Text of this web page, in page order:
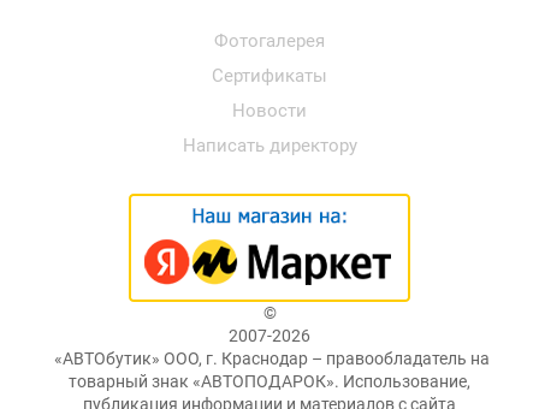
Фотогалерея
Сертификаты
Новости
Написать директору
©
2007-2026
«АВТОбутик» ООО, г. Краснодар – правообладатель на
товарный знак «АВТОПОДАРОК». Использование,
публикация информации и материалов с сайта